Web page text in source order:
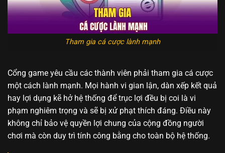
Tham gia cá cược lành mạnh
Cổng game yêu cầu các thành viên phải tham gia cá cược
một cách lành mạnh. Mọi hành vi gian lận, dàn xếp kết quả
hay lợi dụng kẽ hở hệ thống để trục lợi đều bị coi là vi
phạm nghiêm trọng và sẽ bị xử phạt thích đáng. Điều này
không chỉ bảo vệ quyền lợi chung của cộng đồng người
chơi mà còn duy trì tính công bằng cho toàn bộ hệ thống.